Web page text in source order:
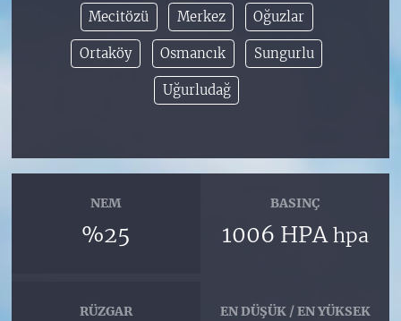
Mecitözü Merkez Oğuzlar
Ortaköy Osmancık Sungurlu
Uğurludağ
NEM
%25
BASINÇ
1006 HPAhpa
RÜZGAR EN DÜŞÜK / EN YÜKSEK